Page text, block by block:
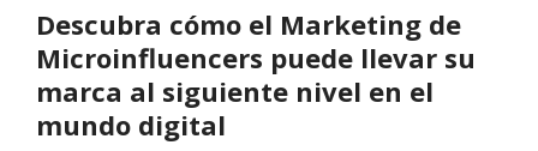
Descubra cómo el Marketing de
Microinfluencers puede llevar su
marca al siguiente nivel en el
mundo digital